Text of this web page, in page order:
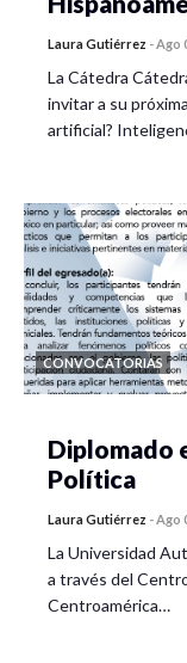
Laura Gutiérrez -Ago
La Cátedra
invitar a su
artificial?
CONVOCATORIAS
Diplomado
Política
Laura Gutiérrez -Ago
La Universidad
a través del
Centroamérica…